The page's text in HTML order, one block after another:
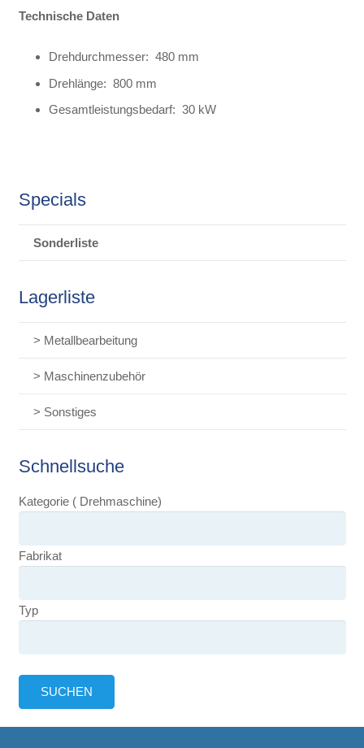
Technische Daten
Drehdurchmesser: 480 mm
Drehlänge: 800 mm
Gesamtleistungsbedarf: 30 kW
Specials
Sonderliste
Lagerliste
> Metallbearbeitung
> Maschinenzubehör
> Sonstiges
Schnellsuche
Kategorie ( Drehmaschine)
Fabrikat
Typ